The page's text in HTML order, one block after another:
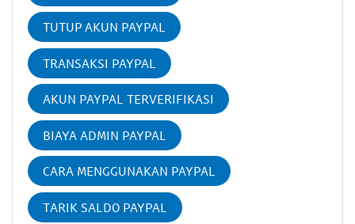
TUTUP AKUN PAYPAL
TRANSAKSI PAYPAL
AKUN PAYPAL TERVERIFIKASI
BIAYA ADMIN PAYPAL
CARA MENGGUNAKAN PAYPAL
TARIK SALDO PAYPAL